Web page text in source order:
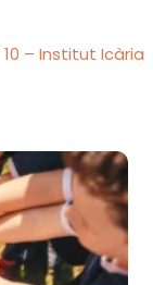
– Institut Icària